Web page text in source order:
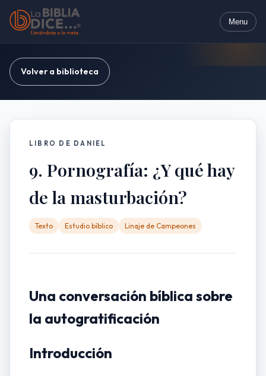
Menu
Volver a biblioteca
LIBRO DE DANIEL
9. Pornografía: ¿Y qué hay
de la masturbación?
Texto Estudio bíblico Linaje de Campeones
Una conversación bíblica sobre
la autogratificación
Introducción